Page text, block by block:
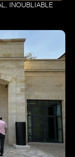
INOUBLIABLE